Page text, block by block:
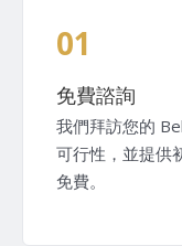
01
免費諮詢
我們拜訪您的
可行性，並提
免費。